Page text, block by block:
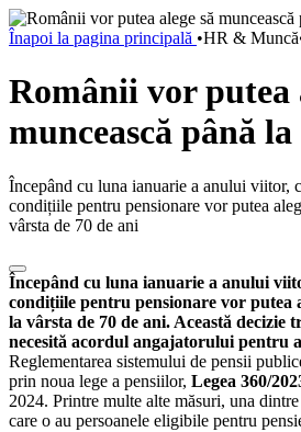
Înapoi la pagina principală •HR & Muncă
Românii vor putea
muncească până
Începând cu luna ianuarie a anului viitor,
condițiile pentru pensionare vor putea
vârsta de 70 de ani
Începând cu luna ianuarie a anului
condițiile pentru pensionare vor putea
la vârsta de 70 de ani. Această decizie
necesită acordul angajatorului pentru
Reglementarea sistemului de pensii
prin noua lege a pensiilor, Legea 360/
2024. Printre multe alte măsuri, una
care o au persoanele eligibile pentru